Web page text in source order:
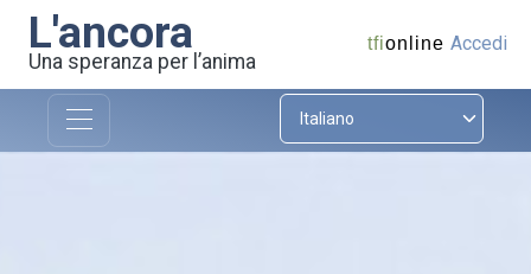
L'ancora
Una speranza per l’anima
tfionline Accedi